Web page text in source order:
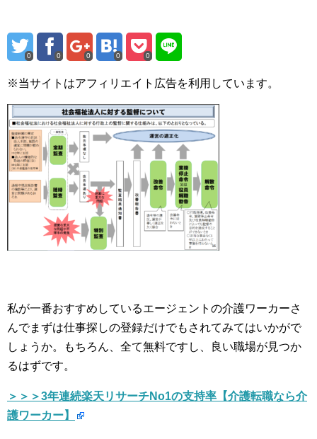
0 0 0 0 0
※当サイトはアフィリエイト広告を利用しています。
私が一番おすすめしているエージェントの介護ワーカーさ
んでまずは仕事探しの登録だけでもされてみてはいかがで
しょうか。もちろん、全て無料ですし、良い職場が見つか
るはずです。
＞＞＞3年連続楽天リサーチNo1の支持率【介護転職なら介
護ワーカー】